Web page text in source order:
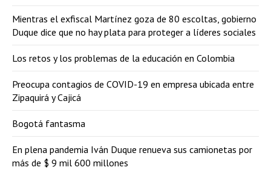
Mientras el exfiscal Martínez goza de 80 escoltas, gobierno
Duque dice que no hay plata para proteger a líderes sociales
Los retos y los problemas de la educación en Colombia
Preocupa contagios de COVID-19 en empresa ubicada entre
Zipaquirá y Cajicá
Bogotá fantasma
En plena pandemia Iván Duque renueva sus camionetas por
más de $ 9 mil 600 millones